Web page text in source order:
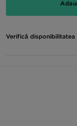
Verifică disponibilitatea